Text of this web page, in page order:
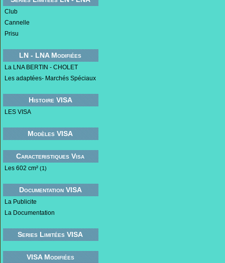
Club
Cannelle
Prisu
LN - LNA Modifiées
La LNA BERTIN - CHOLET
Les adaptées- Marchés Spéciaux
Histoire VISA
LES VISA
Modèles VISA
Caracteristiques Visa
Les 602 cm² (1)
Documentation VISA
La Publicite
La Documentation
Series Limitées VISA
VISA Modifiées